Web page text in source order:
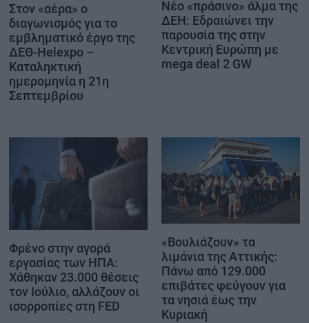
Στον «αέρα» ο
διαγωνισμός για το
εμβληματικό έργο της
ΔΕΘ-Helexpo –
Καταληκτική
ημερομηνία η 21η
Σεπτεμβρίου
Νέο «πράσινο» άλμα της
ΔΕΗ: Εδραιώνει την
παρουσία της στην
Κεντρική Ευρώπη με
mega deal 2 GW
Φρένο στην αγορά
εργασίας των ΗΠΑ:
Χάθηκαν 23.000 θέσεις
τον Ιούλιο, αλλάζουν οι
ισορροπίες στη FED
«Βουλιάζουν» τα
λιμάνια της Αττικής:
Πάνω από 129.000
επιβάτες φεύγουν για
τα νησιά έως την
Κυριακή